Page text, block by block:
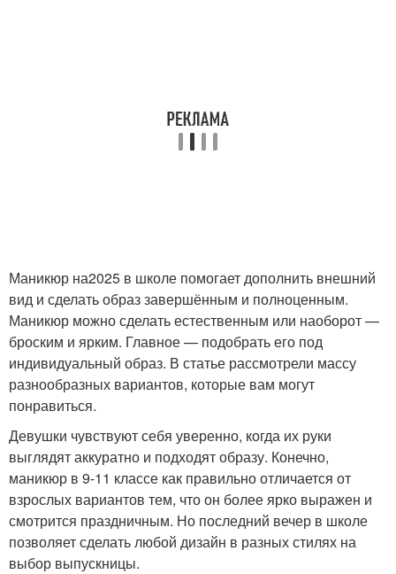
Маникюр на2025 в школе помогает дополнить внешний
вид и сделать образ завершённым и полноценным.
Маникюр можно сделать естественным или наоборот —
броским и ярким. Главное — подобрать его под
индивидуальный образ. В статье рассмотрели массу
разнообразных вариантов, которые вам могут
понравиться.
Девушки чувствуют себя уверенно, когда их руки
выглядят аккуратно и подходят образу. Конечно,
маникюр в 9-11 классе как правильно отличается от
взрослых вариантов тем, что он более ярко выражен и
смотрится праздничным. Но последний вечер в школе
позволяет сделать любой дизайн в разных стилях на
выбор выпускницы.